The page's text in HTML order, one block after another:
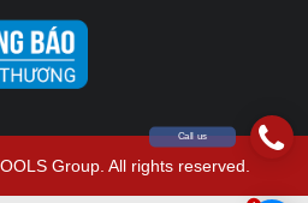
Group. All rights reserved.
Call us